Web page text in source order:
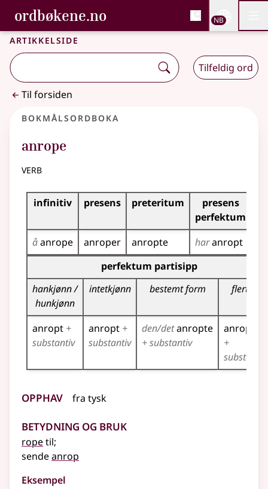
Gå til hovedinnhold
Tilgjengelighet
ordbøkene.no, Bokmålsordboka og
Bokmålsordboka og Nynorskordboka
NB
Artikkelside
Tilfeldig ord
Til forsiden
Bokmålsordboka
anrope
verb
Bøyingstabell for dette verbet
infinitiv presens preteritum
presens
perfektum
åanrope anroper anropte haranropt
Bøyingstabell for dette verbet (partisippformer)
perfektum partisipp
hankjønn /
hunkjønn
intetkjønn bestemt form flertall
anropt +
substantiv
anropt +
substantiv
den/detanropte
+ substantiv
anropte
+
substantiv
Opphav fra tysk
Betydning og bruk
ropetil;
sendeanrop
Eksempel